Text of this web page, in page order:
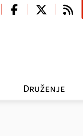
Druženje